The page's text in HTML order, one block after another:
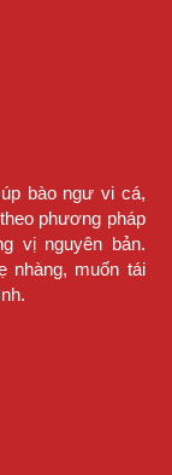
bào ngư vi cá,
phương pháp
vị nguyên bản.
nhàng, muốn tái